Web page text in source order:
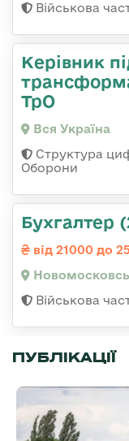
Військова
Керівник
ТрО
Вся Україна
Структура
Оборони
Бухгалтер
від 21000 до
Військова
ПУБЛІКАЦІЇ